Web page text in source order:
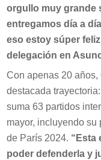
orgullo muy grande
entregamos día a
eso estoy súper
delegación en
Con apenas 20
destacada
suma 63 partidos
mayor, incluyendo
de París 2024. “Esta
poder defenderla y